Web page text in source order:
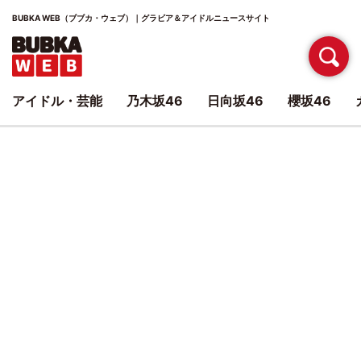
BUBKA WEB（ブブカ・ウェブ）｜グラビア＆アイドルニュースサイト
アイドル・芸能 乃木坂46 日向坂46 櫻坂46